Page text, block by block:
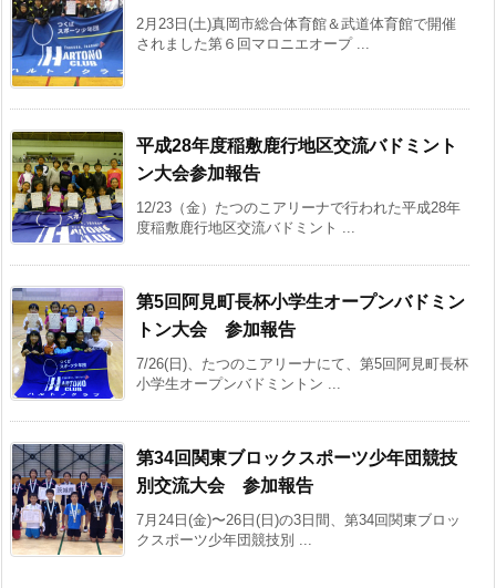
2月23日(土)真岡市総合体育館＆武道体育館で開催
されました第６回マロニエオープ ...
平成28年度稲敷鹿行地区交流バドミント
ン大会参加報告
12/23（金）たつのこアリーナで行われた平成28年
度稲敷鹿行地区交流バドミント ...
第5回阿見町長杯小学生オープンバドミン
トン大会 参加報告
7/26(日)、たつのこアリーナにて、第5回阿見町長杯
小学生オープンバドミントン ...
第34回関東ブロックスポーツ少年団競技
別交流大会 参加報告
7月24日(金)〜26日(日)の3日間、第34回関東ブロッ
クスポーツ少年団競技別 ...